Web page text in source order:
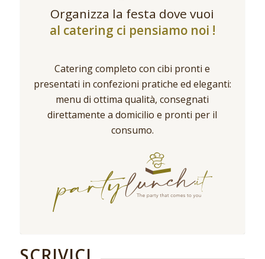
Organizza la festa dove vuoi
al catering ci pensiamo noi !
Catering completo con cibi pronti e
presentati in confezioni pratiche ed eleganti:
menu di ottima qualità, consegnati
direttamente a domicilio e pronti per il
consumo.